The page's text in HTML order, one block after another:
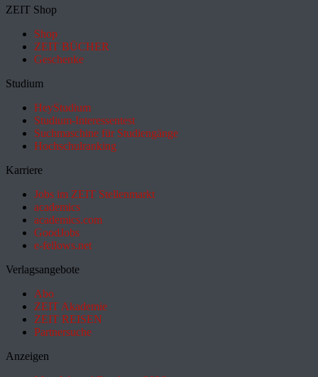
ZEIT Shop
Shop
ZEIT BÜCHER
Geschenke
Studium
HeyStudium
Studium-Interessentest
Suchmaschine für Studiengänge
Hochschulranking
Karriere
Jobs im ZEIT Stellenmarkt
academics
academics.com
GoodJobs
e-fellows.net
Verlagsangebote
Abo
ZEIT Akademie
ZEIT REISEN
Partnersuche
Anzeigen